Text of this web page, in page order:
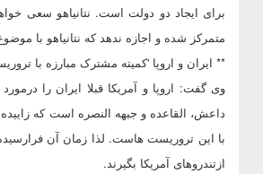
برای ایجاد دو دولت است. نتانیاهو سعی
متمرکز شده و اجازه ندهد که نتانیاهو با
** ایران و اروپا 'کمیته مشترک مبارزه با
وی گفت: اروپا و آمریکا قبلا ایران را
داعش، القاعده و جبهه النصره است که
با این تروریست هاست. لذا زمان آن فرارسیده
ازتندروهای آمریکا بگیرند.